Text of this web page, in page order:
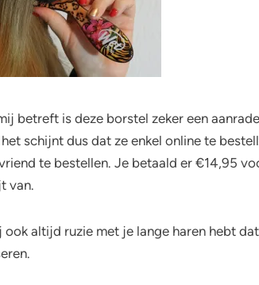
betreft is deze borstel zeker een
schijnt dus dat ze enkel online te
te bestellen. Je betaald er €14,95
van.
ook altijd ruzie met je lange haren hebt